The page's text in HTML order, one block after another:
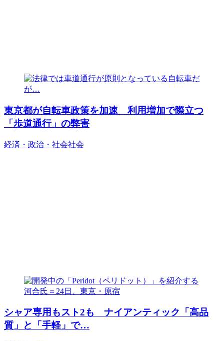
東京都が自転車政策を加速 利用増加で際立つ
「歩道通行」の弊害
経済・政治・社会社会
シャア専用もスト2も ナイアンティック「高品
質」と「手軽」で…